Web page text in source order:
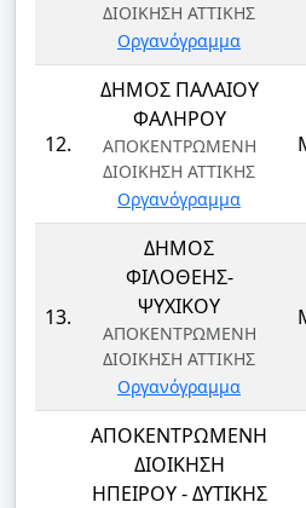
ΔΙΟΙΚΗΣΗ ΑΤΤΙΚΗΣ
Οργανόγραμμα
12.
ΔΗΜΟΣ ΠΑΛΑΙΟΥ
ΦΑΛΗΡΟΥ
ΑΠΟΚΕΝΤΡΩΜΕΝΗ
ΔΙΟΙΚΗΣΗ ΑΤΤΙΚΗΣ
Οργανόγραμμα
13.
ΔΗΜΟΣ
ΦΙΛΟΘΕΗΣ-
ΨΥΧΙΚΟΥ
ΑΠΟΚΕΝΤΡΩΜΕΝΗ
ΔΙΟΙΚΗΣΗ ΑΤΤΙΚΗΣ
Οργανόγραμμα
ΑΠΟΚΕΝΤΡΩΜΕΝΗ
ΔΙΟΙΚΗΣΗ
ΗΠΕΙΡΟΥ - ΔΥΤΙΚΗΣ